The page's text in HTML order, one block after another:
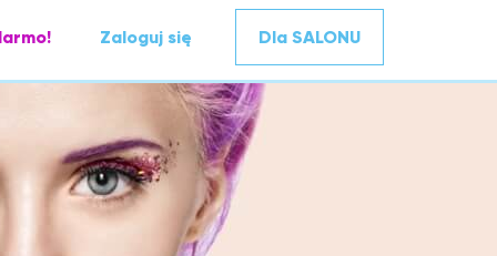
Zaloguj się Dla SALONU